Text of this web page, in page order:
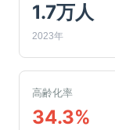
1.7万人
2023年
高齢化率
34.3%